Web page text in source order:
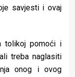
savjesti i ovaj
tolikoj pomoći i
treba naglasiti
onog i ovog